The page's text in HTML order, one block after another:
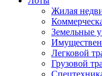
Жилая
Земельные
Легковой
Грузовой